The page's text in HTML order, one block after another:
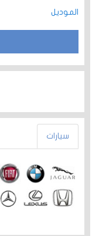
الموديل
سيارات